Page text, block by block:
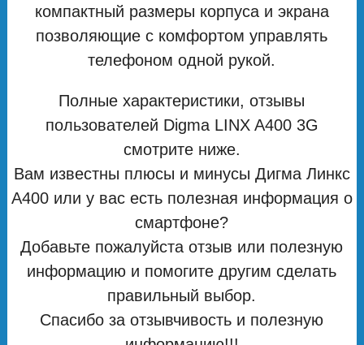
компактный размеры корпуса и экрана
позволяющие с комфортом управлять
телефоном одной рукой.
Полные характеристики, отзывы
пользователей Digma LINX A400 3G
смотрите ниже.
Вам известны плюсы и минусы Дигма Линкс
А400 или у вас есть полезная информация о
смартфоне?
Добавьте пожалуйста отзыв или полезную
информацию и помогите другим сделать
правильный выбор.
Спасибо за отзывчивость и полезную